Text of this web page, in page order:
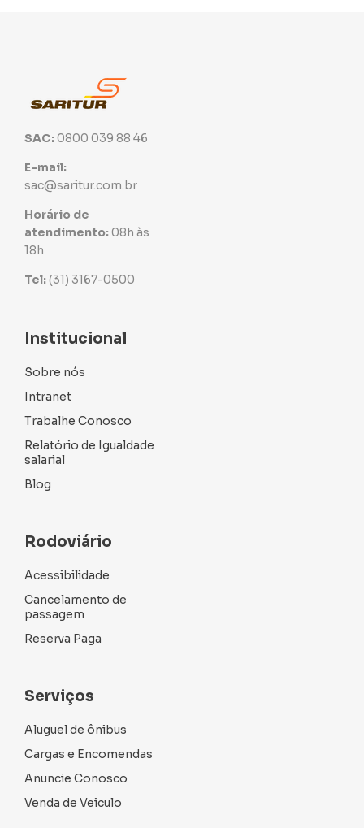
SAC:0800 039 88 46
E-mail:
sac@saritur.com.br
Horário de
atendimento:08h às
18h
Tel:(31) 3167-0500
Institucional
Sobre nós
Intranet
Trabalhe Conosco
Relatório de Igualdade
salarial
Blog
Rodoviário
Acessibilidade
Cancelamento de
passagem
Reserva Paga
Serviços
Aluguel de ônibus
Cargas e Encomendas
Anuncie Conosco
Venda de Veiculo